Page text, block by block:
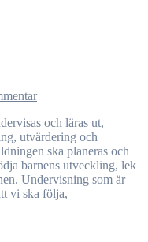
utvärdering och
ska planeras och
barnens utveckling, lek
Undervisning som är
vi ska följa,